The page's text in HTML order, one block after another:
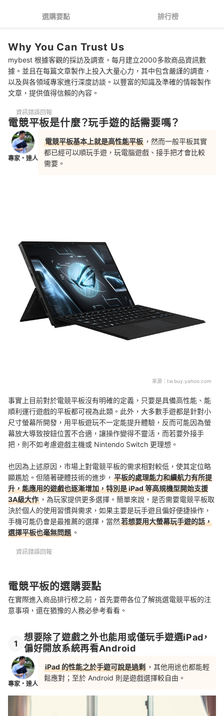
高通S8 Gen3、天璣9300+都能順跑大作，預算有限可關注舊旗
艦晶片
電競平板 推薦排行榜
想要更高遊戲性能的其他選擇
選購要點 排行榜
Why You Can Trust Us
mybest 根據客觀的採訪及調查，每月建立2000多款商品資訊數
據。並且在每篇文章製作上投入大量心力，其中包含嚴謹的調查，
以及與各領域專家進行深度訪談。以豐富的知識及準確的情報製作
文章，提供值得信賴的內容。
資訊錯誤回報
電競平板是什麼？玩手遊的話需要嗎？
專家・達人
電競平板基本上就是高性能平板 ，然而一般平板其實
都已經可以順玩手遊，玩電腦遊戲、接手把才會比較
需要。
來源： tw.buy.yahoo.com
事實上目前對於電競平板沒有明確的定義，只要是具備高性能、能
順利運行遊戲的平板都可視為此類 。此外， 大多數手遊都是針對小
尺寸螢幕所開發， 用平板遊玩不一定能提升體驗， 反而可能因為螢
幕放大導致按鈕位置不合適，讓操作變得不靈活，而若要外接手
把，則不如考慮遊戲主機或 Nintendo Switch 更理想。
也因為上述原因，市場上對電競平板的需求相對較低，使其定位略
顯尷尬。但隨著硬體技術的進步， 平板的處理能力和續航力有所提
升，能應用的遊戲也逐漸增加，特別是 iPad 等高規機型開始支援
3A級大作 ，為玩家提供更多選擇。簡單來說，是否需要電競平板取
決於個人的使用習慣與需求，如果主要是玩手遊且偏好便捷操作，
手機可能仍會是最推薦的選擇，當然若想要用大螢幕玩手遊的話，
選擇平板也毫無問題 。
資訊錯誤回報
電競平板的選購要點
在實際進入商品排行榜之前，首先要帶各位了解挑選電競平板的注
意事項，還在猶豫的人務必參考看看。
1
想要除了遊戲之外也能用或僅玩手遊選iPad，
偏好開放系統再看Android
專家・達人
iPad 的性能之於手遊可說是過剩 ，其他用途也都能輕
鬆應對；至於 Android 則是遊戲選擇較自由。